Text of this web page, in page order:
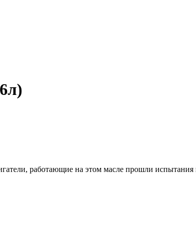
работающие на этом масле прошли испытания